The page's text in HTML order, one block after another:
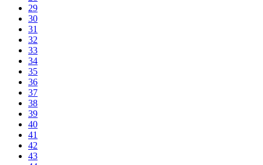
29
30
31
32
33
34
35
36
37
38
39
40
41
42
43